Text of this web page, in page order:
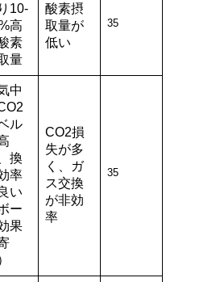
10-
高
素
量
酸素摂
取量が
低い
35
中
ル
換
率
い
ー
果
CO2損
失が多
く、ガ
ス交換
が非効
率
35